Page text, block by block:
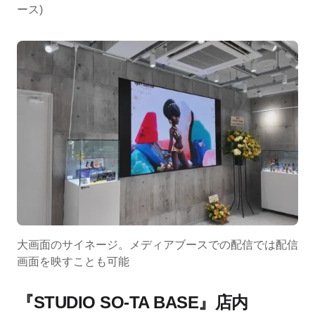
ース)
大画面のサイネージ。メディアブースでの配信では配信
画面を映すことも可能
『STUDIO SO-TA BASE』 店内